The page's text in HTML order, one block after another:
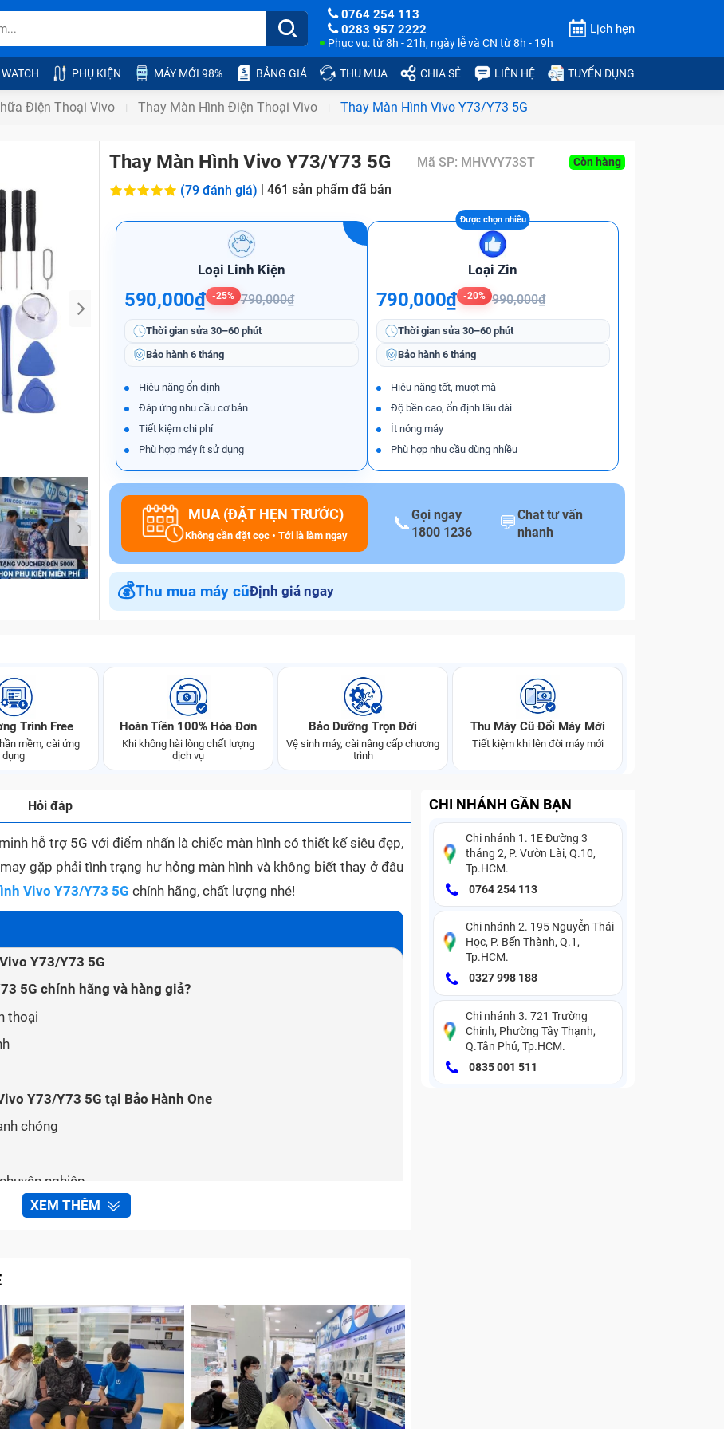
0764 254 113
0283 957 2222
Phục vụ: từ 8h - 21h, ngày lễ và CN từ 8h - 19h
Lịch hẹn
WATCH PHỤ KIỆN MÁY MỚI 98% BẢNG GIÁ THU MUA CHIA SẺ LIÊN HỆ TUYỂN DỤNG
Điện Thoại Vivo Thay Màn Hình Điện Thoại Vivo Thay Màn Hình Vivo Y73/Y73 5G
Bảo Hành One
›
Thay Màn Hình Vivo Y73/Y73 5G Mã SP: MHVVY73ST Còn hàng
(79 đánh giá) | 461 sản phẩm đã bán
Loại Linh Kiện
590,000₫ -25% 790,000₫
Thời gian sửa 30–60 phút
Bảo hành 6 tháng
Hiệu năng ổn định
Đáp ứng nhu cầu cơ bản
Tiết kiệm chi phí
Phù hợp máy ít sử dụng
Loại Zin
790,000₫ -20% 990,000₫
Thời gian sửa 30–60 phút
Bảo hành 6 tháng
Hiệu năng tốt, mượt mà
Độ bền cao, ổn định lâu dài
Ít nóng máy
Phù hợp nhu cầu dùng nhiều
MUA (ĐẶT HẸN TRƯỚC)
Không cần đặt cọc • Tới là làm ngay
📞Gọi ngay
1800 1236
💬Chat tư vấn
nhanh
💰Thu mua máy cũĐịnh giá ngay
Trình Free
mềm, cài ứng
dụng
Hoàn Tiền 100% Hóa Đơn
Khi không hài lòng chất lượng
dịch vụ
Bảo Dưỡng Trọn Đời
Vệ sinh máy, cài nâng cấp chương
trình
Thu Máy Cũ Đổi Máy Mới
Tiết kiệm khi lên đời máy mới
Hỏi đáp
hỗ trợ 5G với điểm nhấn là chiếc màn hình có thiết kế siêu đẹp,
gặp phải tình trạng hư hỏng màn hình và không biết thay ở đâu
Vivo Y73/Y73 5G chính hãng, chất lượng nhé!
Y73/Y73 5G
5G chính hãng và hàng giả?
thoại
Y73/Y73 5G tại Bảo Hành One
chóng
nghiệp
XEM THÊM
CHI NHÁNH GẦN BẠN
Chi nhánh 1. 1E Đường 3
tháng 2, P. Vườn Lài, Q.10,
Tp.HCM.
0764 254 113
Chi nhánh 2. 195 Nguyễn Thái
Học, P. Bến Thành, Q.1,
Tp.HCM.
0327 998 188
Chi nhánh 3. 721 Trường
Chinh, Phường Tây Thạnh,
Q.Tân Phú, Tp.HCM.
0835 001 511